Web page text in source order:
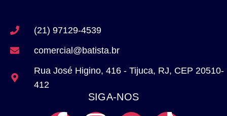
(21) 97129-4539
comercial@batista.br
Rua José Higino, 416 - Tijuca, RJ, CEP 20510-
412
SIGA-NOS